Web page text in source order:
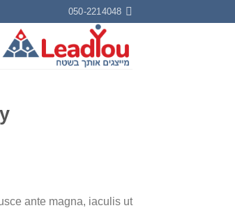
to
050-2214048
ante magna, iaculis ut